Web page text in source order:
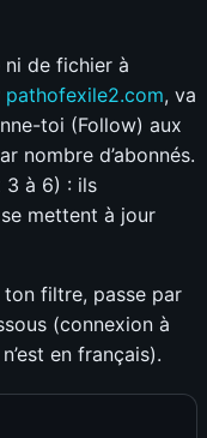
ni de fichier à
pathofexile2.com, va
toi (Follow) aux
nombre d’abonnés.
3 à 6) : ils
mettent à jour
filtre, passe par
(connexion à
en français).